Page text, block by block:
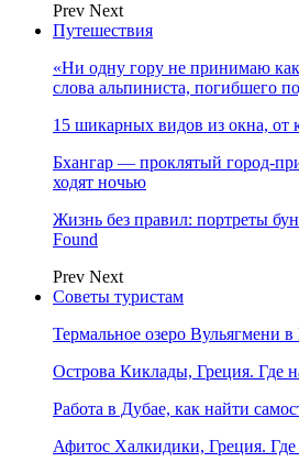
Prev Next
Путешествия
«Ни одну гору не принимаю
слова альпиниста, погибшего
15 шикарных видов из окна, от
Бхангар — проклятый город-
ходят ночью
Жизнь без правил: портреты
Found
Prev Next
Советы туристам
Термальное озеро Вульягмени
Острова Киклады, Греция. Где
Работа в Дубае, как найти
Афитос Халкидики, Греция. Где